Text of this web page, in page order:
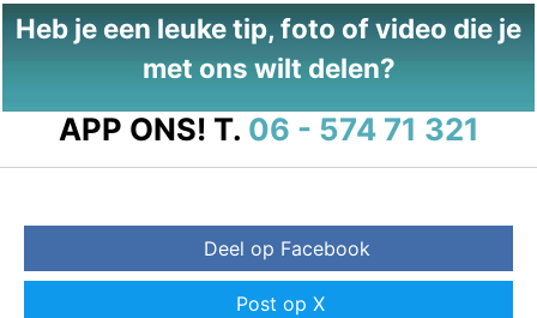
Heb je een leuke tip, foto of video die je
met ons wilt delen?
APP ONS! T. 06 - 574 71 321
Deel op Facebook
Post op X